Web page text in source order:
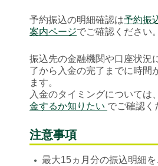
予約振込の明細確認は予約振
案内ページでご確認ください。
振込先の金融機関や口座状況
了から入金の完了までに時間
ます。
入金のタイミングについては、
金するか知りたい でご確認く
注意事項
●
最大15ヵ月分の振込明細